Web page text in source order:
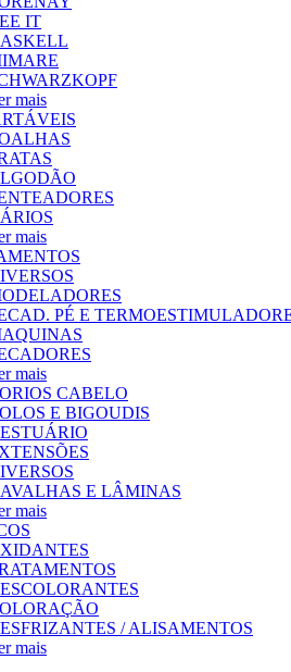
IT
mais
mais
PÉ E
mais
CABELO
E BIGOUDIS
E LÂMINAS
mais
/ ALISAMENTOS
mais